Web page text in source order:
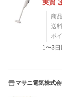
実質
商
送料
ポ
1〜3日
マサニ電気株式